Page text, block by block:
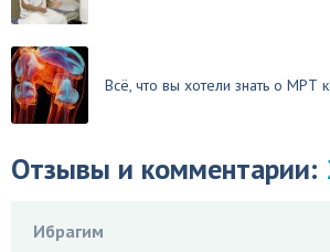
Всё, что вы хотели знать о МРТ
Отзывы и комментарии:
Ибрагим